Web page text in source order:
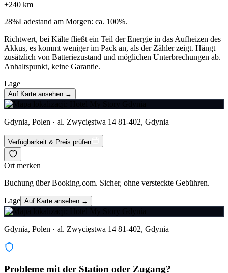
+240 km
28%Ladestand am Morgen: ca. 100%.
Richtwert, bei Kälte fließt ein Teil der Energie in das Aufheizen des
Akkus, es kommt weniger im Pack an, als der Zähler zeigt. Hängt
zusätzlich von Batteriezustand und möglichen Unterbrechungen ab.
Anhaltspunkt, keine Garantie.
Lage
Auf Karte ansehen →
Gdynia, Polen · al. Zwycięstwa 14 81-402, Gdynia
Verfügbarkeit & Preis prüfen
Ort merken
Buchung über Booking.com. Sicher, ohne versteckte Gebühren.
Lage Auf Karte ansehen →
Gdynia, Polen · al. Zwycięstwa 14 81-402, Gdynia
Probleme mit der Station oder Zugang?